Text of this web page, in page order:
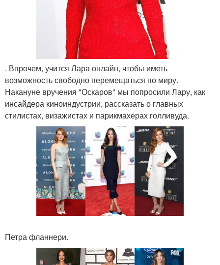
. Впрочем, учится Лара онлайн, чтобы иметь
возможность свободно перемещаться по миру.
Накануне вручения "Оскаров" мы попросили Лару, как
инсайдера киноиндустрии, рассказать о главных
стилистах, визажистах и парикмахерах голливуда.
Петра фланнери.